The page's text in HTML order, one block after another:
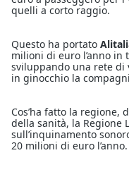
quelli a corto raggio.
Questo ha portato
milioni di euro l’anno in
sviluppando una rete di
in ginocchio la
Cos’ha fatto la regione,
della sanità, la Regione
sull’inquinamento
20 milioni di euro l’anno.